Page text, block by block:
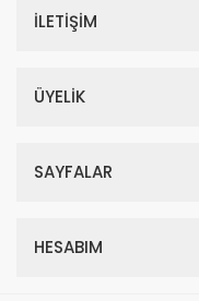
İLETİŞİM
ÜYELİK
SAYFALAR
HESABIM